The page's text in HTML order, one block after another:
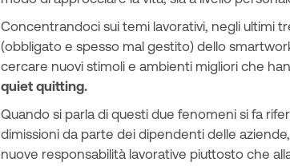
Concentrandoci sui temi lavorativi, negli ultimi
(obbligato e spesso mal gestito) dello
cercare nuovi stimoli e ambienti migliori che
quiet quitting.
Quando si parla di questi due fenomeni si fa
dimissioni da parte dei dipendenti delle
nuove responsabilità lavorative piuttosto che